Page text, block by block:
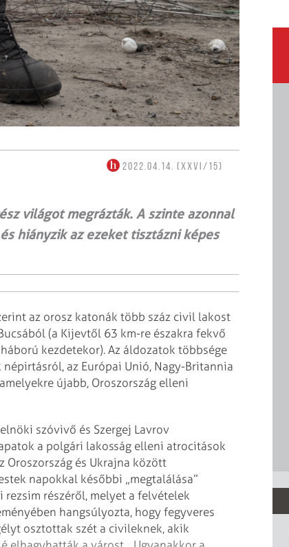
2022.04.14. (XXVI/15)
világot megrázták. A szinte azonnal
hiányzik az ezeket tisztázni képes
az orosz katonák több száz civil lakost
(a Kijevtől 63 km-re északra fekvő
kezdetekor). Az áldozatok többsége
az Európai Unió, Nagy-Britannia
újabb, Oroszország elleni
szóvivő és Szergej Lavrov
a polgári lakosság elleni atrocitások
Oroszország és Ukrajna között
napokkal későbbi „megtalálása”
rezsim részéről, melyet a felvételek
hangsúlyozta, hogy fegyveres
osztottak szét a civileknek, akik